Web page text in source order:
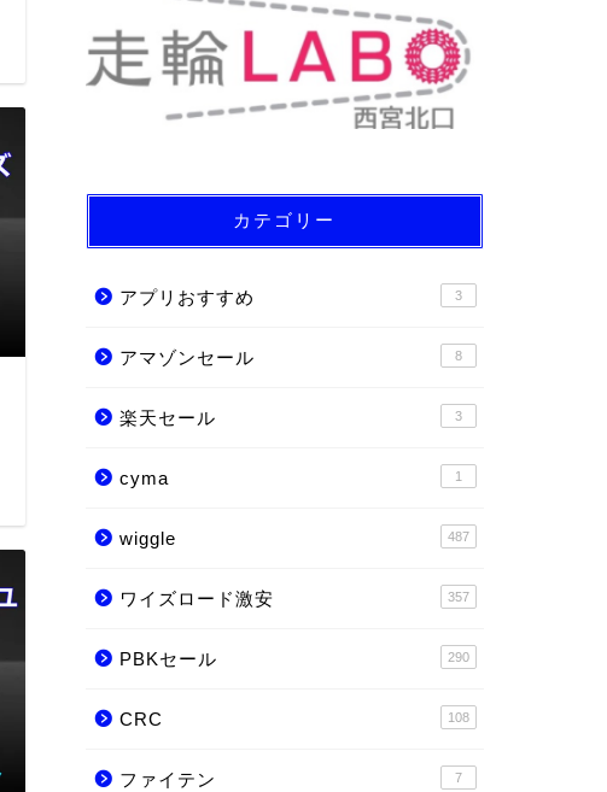
カテゴリー
アプリおすすめ 3
アマゾンセール 8
楽天セール 3
cyma 1
wiggle 487
ワイズロード激安 357
PBKセール 290
CRC 108
ファイテン 7